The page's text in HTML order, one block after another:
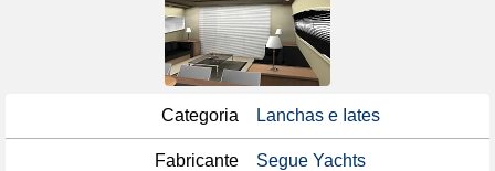
Categoria Lanchas e Iates
Fabricante Segue Yachts